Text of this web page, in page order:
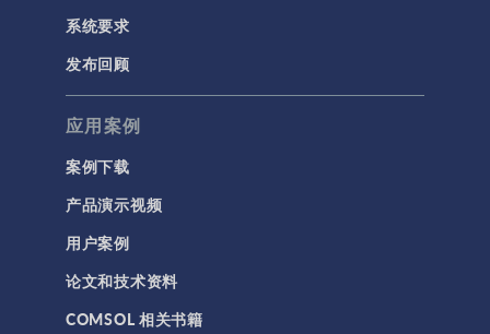
低频电磁学
半导体器件
带电粒子追踪
波动光学
等离子体物理
科学新闻
结构 & 声学
MEMS & 压电器件
系统要求
发布回顾
应用案例
案例下载
产品演示视频
用户案例
论文和技术资料
COMSOL 相关书籍